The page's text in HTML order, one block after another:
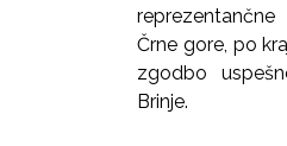
Črne gore, po
zgodbo
Brinje.